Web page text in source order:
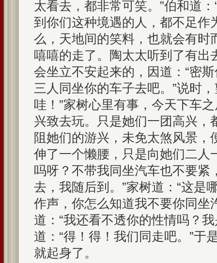
太看去，都非常可笑。”伯和道
到你们这种境遇的人，都不足作
么，天地间的笑料，也就会有时
嘻嘻的走了。陶太太听到了有出
会坐立不安起来的，因道：“密
三人同坐你的车子去吧。”说时
哇！”家树心里有事，今天下车
兴致去玩。只是她们一团高兴，
阻她们的游兴，未免太煞风景，
伸了一个懒腰，只是向她们二人
吗呀？不带我同坐汽车也不要紧
去，我随后到。”家树道：“这是
作声，你怎么知道我不要你同坐
道：“我还看不透你的性情吗？
道：“得！得！我们同走吧。”于
就起身了。